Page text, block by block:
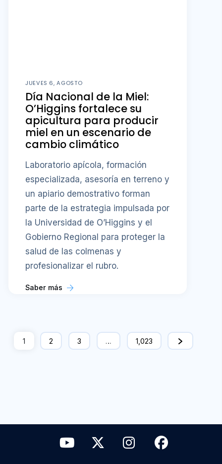
JUEVES 6, AGOSTO
Día Nacional de la Miel:
O’Higgins fortalece su
apicultura para producir
miel en un escenario de
cambio climático
Laboratorio apícola, formación
especializada, asesoría en terreno y
un apiario demostrativo forman
parte de la estrategia impulsada por
la Universidad de O’Higgins y el
Gobierno Regional para proteger la
salud de las colmenas y
profesionalizar el rubro.
Saber más
1 2 3 … 1,023